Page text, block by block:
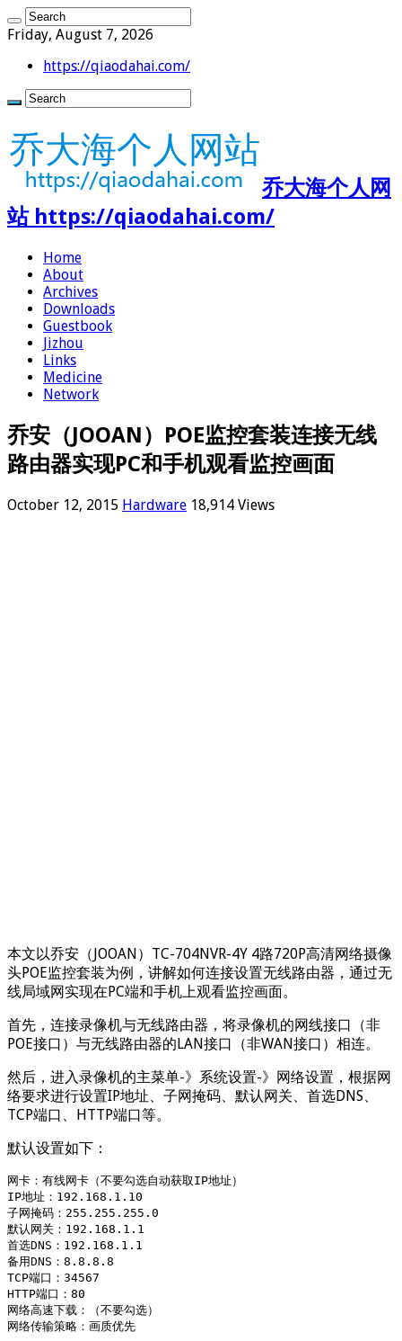
Friday, August 7, 2026
https://qiaodahai.com/
乔大海个人网
站 https://qiaodahai.com/
Home
About
Archives
Downloads
Guestbook
Jizhou
Links
Medicine
Network
乔安（JOOAN）POE监控套装连接无线
路由器实现PC和手机观看监控画面
October 12, 2015 Hardware 18,914 Views
本文以乔安（JOOAN）TC-704NVR-4Y 4路720P高清网络摄像
头POE监控套装为例，讲解如何连接设置无线路由器，通过无
线局域网实现在PC端和手机上观看监控画面。
首先，连接录像机与无线路由器，将录像机的网线接口（非
POE接口）与无线路由器的LAN接口（非WAN接口）相连。
然后，进入录像机的主菜单-》系统设置-》网络设置，根据网
络要求进行设置IP地址、子网掩码、默认网关、首选DNS、
TCP端口、HTTP端口等。
默认设置如下：
网卡：有线网卡（不要勾选自动获取IP地址）
IP地址：192.168.1.10
子网掩码：255.255.255.0
默认网关：192.168.1.1
首选DNS：192.168.1.1
备用DNS：8.8.8.8
TCP端口：34567
HTTP端口：80
网络高速下载：（不要勾选）